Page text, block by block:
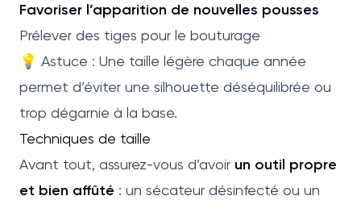
Favoriser l’apparition de nouvelles pousses
Prélever des tiges pour le bouturage
💡 Astuce : Une taille légère chaque année
permet d’éviter une silhouette déséquilibrée ou
trop dégarnie à la base.
Techniques de taille
Avant tout, assurez-vous d’avoir un outil propre
et bien affûté : un sécateur désinfecté ou un